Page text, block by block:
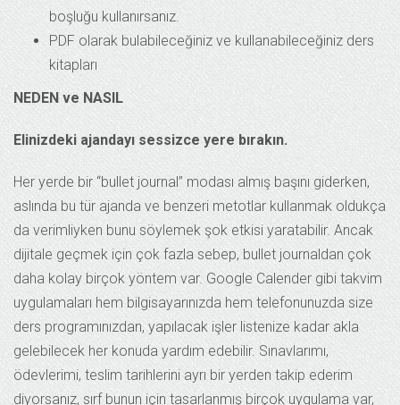
boşluğu kullanırsanız.
PDF olarak bulabileceğiniz ve kullanabileceğiniz ders
kitapları
NEDEN ve NASIL
Elinizdeki ajandayı sessizce yere bırakın.
Her yerde bir “bullet journal” modası almış başını giderken,
aslında bu tür ajanda ve benzeri metotlar kullanmak oldukça
da verimliyken bunu söylemek şok etkisi yaratabilir. Ancak
dijitale geçmek için çok fazla sebep, bullet journaldan çok
daha kolay birçok yöntem var. Google Calender gibi takvim
uygulamaları hem bilgisayarınızda hem telefonunuzda size
ders programınızdan, yapılacak işler listenize kadar akla
gelebilecek her konuda yardım edebilir. Sınavlarımı,
ödevlerimi, teslim tarihlerini ayrı bir yerden takip ederim
diyorsanız, sırf bunun için tasarlanmış birçok uygulama var,